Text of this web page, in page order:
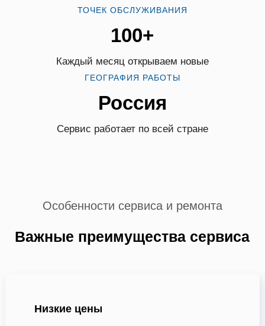
ТОЧЕК ОБСЛУЖИВАНИЯ
100+
Каждый месяц открываем новые
ГЕОГРАФИЯ РАБОТЫ
Россия
Сервис работает по всей стране
Особенности сервиса и ремонта
Важные преимущества сервиса
Низкие цены